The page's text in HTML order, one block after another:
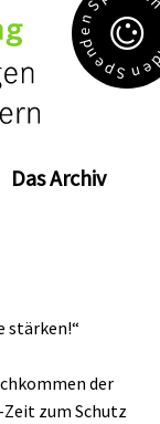
Das Archiv
S
p
e
n
d
e
n
S
e
n
stärken!“
der
zum Schutz